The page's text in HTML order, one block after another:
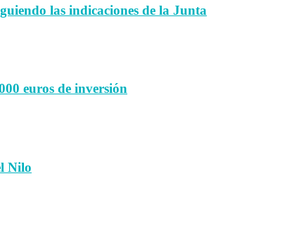
las indicaciones de la Junta
euros de inversión
Nilo